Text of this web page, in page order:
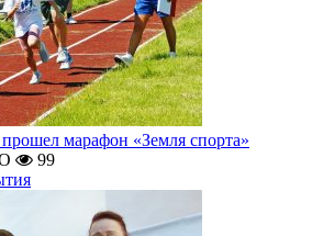
марафон «Земля спорта»
99